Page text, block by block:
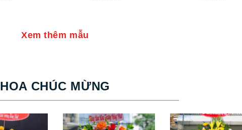
Xem thêm mẫu
HOA CHÚC MỪNG